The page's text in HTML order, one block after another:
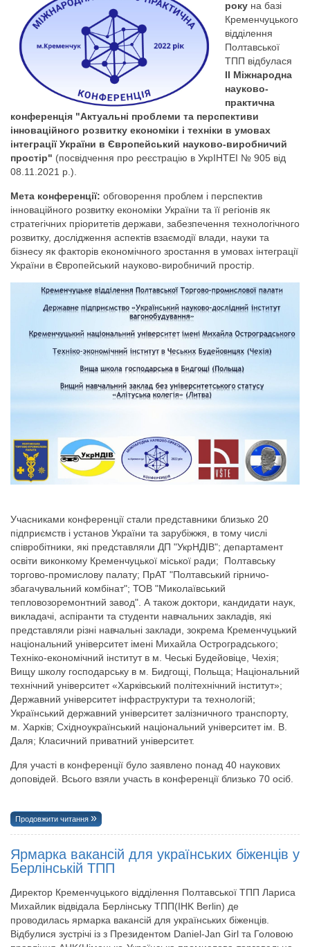
року на базі
Кременчуцького
відділення
Полтавської
ТПП відбулася
ІІ Міжнародна
науково-
практична
конференція "Актуальні проблеми та перспективи
інноваційного розвитку економіки і техніки в умовах
інтеграції України в Європейський науково-виробничий
простір" (посвідчення про реєстрацію в УкрІНТЕІ № 905 від
08.11.2021 р.).
Мета конференції: обговорення проблем і перспектив
інноваційного розвитку економіки України та її регіонів як
стратегічних пріоритетів держави, забезпечення технологічного
розвитку, дослідження аспектів взаємодії влади, науки та
бізнесу як факторів економічного зростання в умовах інтеграції
України в Європейський науково-виробничий простір.
Учасниками конференції стали представники близько 20
підприємств і установ України та зарубіжжя, в тому числі
співробітники, які представляли ДП "УкрНДІВ"; департамент
освіти виконкому Кременчуцької міської ради; Полтавську
торгово-промислову палату; ПрАТ "Полтавський гірничо-
збагачувальний комбінат"; ТОВ "Миколаївський
тепловозоремонтний завод". А також доктори, кандидати наук,
викладачі, аспіранти та студенти навчальних закладів, які
представляли різні навчальні заклади, зокрема Кременчуцький
національний університет імені Михайла Остроградського;
Техніко-економічний інститут в м. Чеські Будейовіце, Чехія;
Вищу школу господарську в м. Бидгощі, Польща; Національний
технічний університет «Харківський політехнічний інститут»;
Державний університет інфраструктури та технологій;
Український державний університет залізничного транспорту,
м. Харків; Східноукраїнський національний університет ім. В.
Даля; Класичний приватний університет.
Для участі в конференції було заявлено понад 40 наукових
доповідей. Всього взяли участь в конференції близько 70 осіб.
Продовжити читання
Ярмарка вакансій для українських біженців у
Берлінській ТПП
Директор Кременчуцького відділення Полтавської ТПП Лариса
Михайлик відвідала Берлінську ТПП(IHK Berlin) де
проводилась ярмарка вакансій для українських біженців.
Відбулися зустрічі із з Президентом Daniel-Jan Girl та Головою